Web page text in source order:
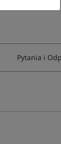
Pytania i